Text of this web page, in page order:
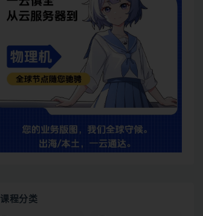
课程分类